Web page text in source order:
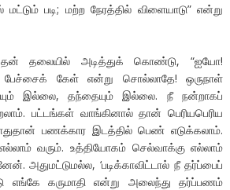
மட்டும் படி; மற்ற நேரத்தில் விளையாடு” என்று
தலையில் அடித்துக் கொண்டு, “ஐயோ!
கேள் என்று சொல்லாதே! ஒருநாள்
இல்லை, தந்தையும் இல்லை. நீ நன்றாகப்
பட்டங்கள் வாங்கினால் தான் பெரியபெரிய
பணக்கார இடத்தில் பெண் எடுக்கலாம்.
வரும். உத்தியோகம் செல்வாக்கு எல்லாம்
அதுமட்டுமல்ல, ‘படிக்காவிட்டால் நீ தர்ப்பைப்
எங்கே கருமாதி என்று அலைந்து தர்ப்பணம்